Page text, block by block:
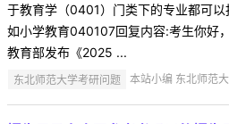
于教育学（0401）门类下的专业都可
如小学教育040107回复内容:考生你好
教育部发布《2025 ...
东北师范大学考研问题 本站小编 东北师范